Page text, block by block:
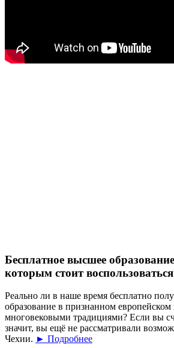
Бесплатное высшее
которым стоит воспользоваться
Реально ли в наше время бесплатно
образование в признанном европейском
многовековыми традициями? Если вы
значит, вы ещё не рассматривали
Чехии. ► Подробнее